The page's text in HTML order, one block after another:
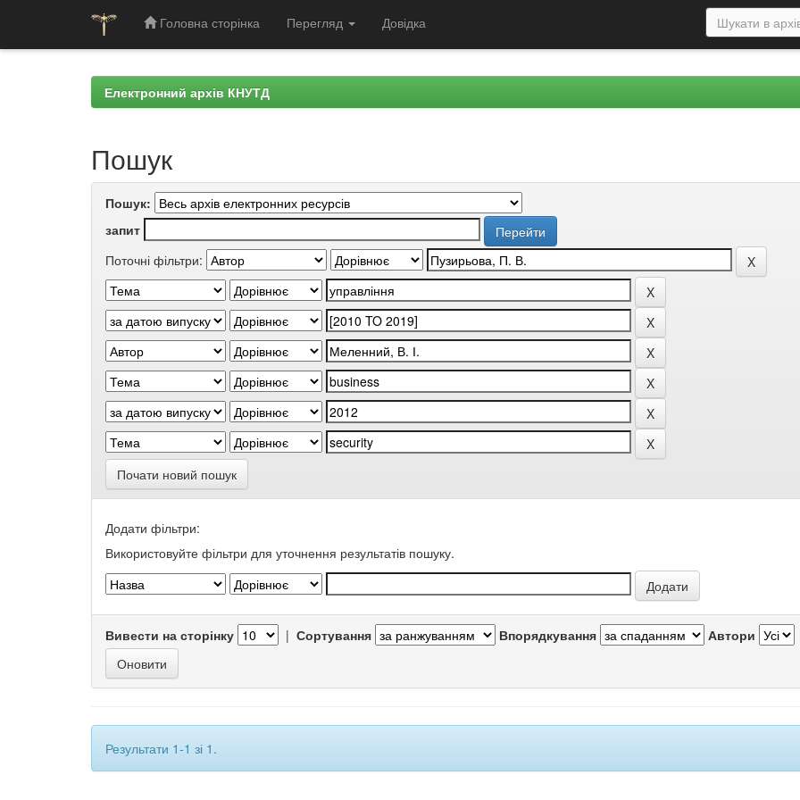
Головна сторінка Перегляд Довідка
Електронний архів КНУТД
Пошук
Пошук:
запит
Поточні фільтри:
Почати новий пошук
Додати фільтри:
Використовуйте фільтри для уточнення результатів пошуку.
Вивести на сторінку | Сортування Впорядкування Автори
Результати 1-1 зі 1.